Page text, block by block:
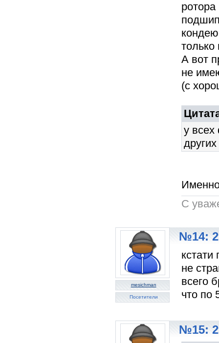
А вот
не
(с
у всех
C
mesichman
Посетители
№14:
не
всего
что по
№15: